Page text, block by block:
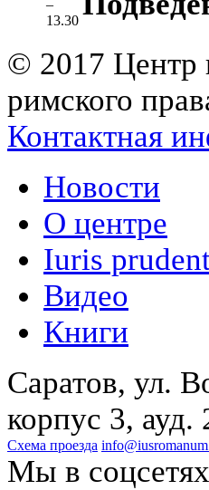
–
13.30
© 2017 Центр
римского
Контактная
Новости
О центре
Iuris
Видео
Книги
Саратов, ул.
корпус 3, ауд.
Схема проезда
Мы в